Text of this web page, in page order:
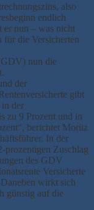
also
endlich
er nun – was nicht
für die Versicherten
nun die
der
gibt
in der
zu 9 Prozent und in
berichtet Moritz
In der
prozentigen Zuschlag
des GDV
Versicherte
wirkt sich
günstig auf die